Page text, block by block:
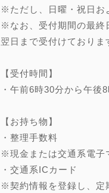
※ただし、日曜・祝日お
※なお、受付期間の最終
翌日まで受付けておりま
【受付時間】
・午前6時30分から午後
【お持ち物】
・整理手数料
※現金または交通系電子
・交通系ICカード
※契約情報を登録し、定